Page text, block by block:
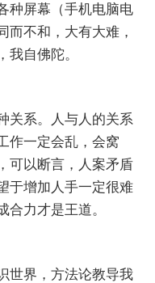
种屏幕（手机电脑电
而不和，大有大难，
我自佛陀。
系。人与人的关系
作一定会乱，会窝
可以断言，人案矛盾
于增加人手一定很难
合力才是王道。
界，方法论教导我